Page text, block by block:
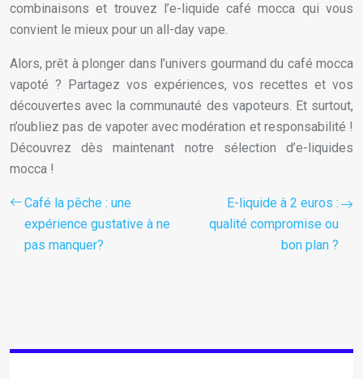
combinaisons et trouvez l’e-liquide café mocca qui vous
convient le mieux pour un all-day vape.
Alors, prêt à plonger dans l’univers gourmand du café mocca
vapoté ? Partagez vos expériences, vos recettes et vos
découvertes avec la communauté des vapoteurs. Et surtout,
n’oubliez pas de vapoter avec modération et responsabilité !
Découvrez dès maintenant notre sélection d’e-liquides
mocca !
Café la pêche : une
expérience gustative à ne
pas manquer?
E-liquide à 2 euros :
qualité compromise ou
bon plan ?